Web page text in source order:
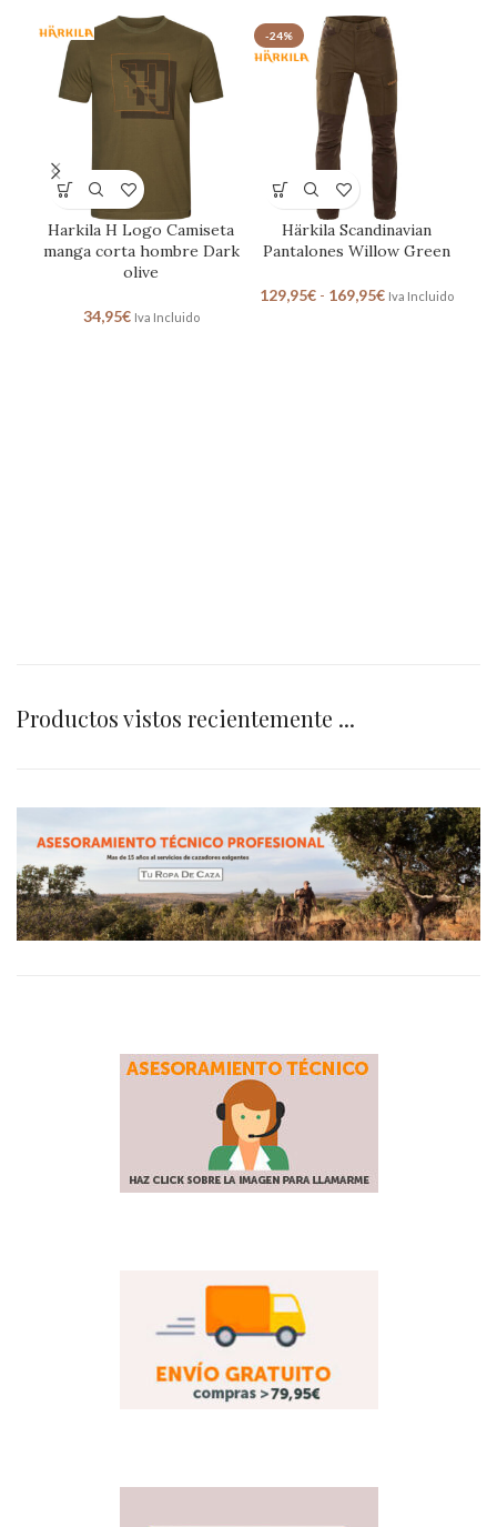
Harkila H Logo Camiseta
manga corta hombre Dark
olive
34,95€ Iva Incluido
-24%
Härkila Scandinavian
Pantalones Willow Green
129,95€ - 169,95€ Iva Incluido
Productos vistos recientemente ...